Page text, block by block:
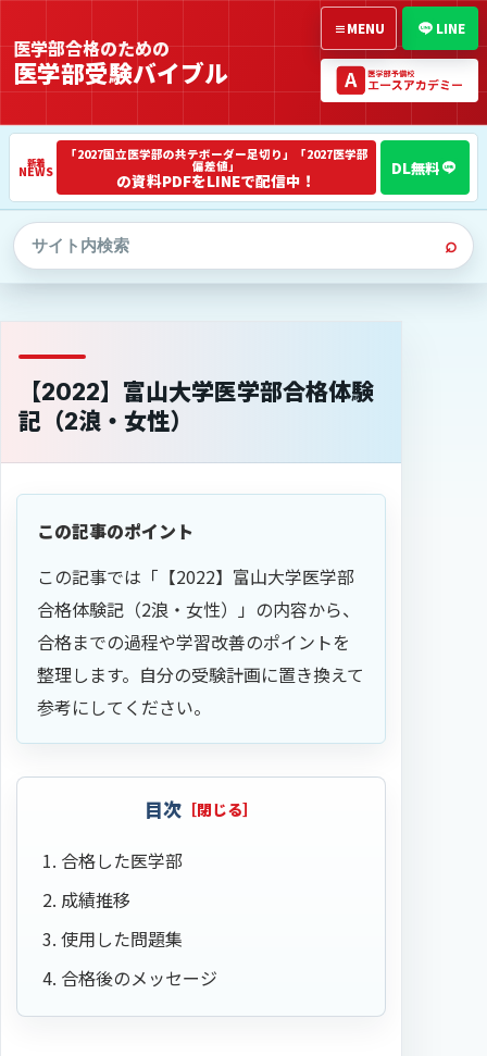
医学部合格のための
医学部受験バイブル
NEWS
「2027国立医学部の共テボーダー足切り」「2027医学部
偏差値」
の資料PDFをLINEで配信中！
⌕
LINE
≡MENU
【2022】富山大学医学部合格体験
記（2浪・女性）
この記事のポイント
この記事では「【2022】富山大学医学部
合格体験記（2浪・女性）」の内容から、
合格までの過程や学習改善のポイントを
整理します。自分の受験計画に置き換えて
参考にしてください。
目次
合格した医学部
成績推移
使用した問題集
合格後のメッセージ